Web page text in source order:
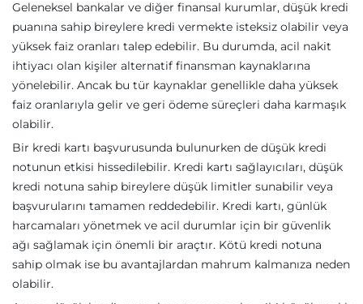
Geleneksel bankalar ve diğer finansal kurumlar, düşük kredi
puanına sahip bireylere kredi vermekte isteksiz olabilir veya
yüksek faiz oranları talep edebilir. Bu durumda, acil nakit
ihtiyacı olan kişiler alternatif finansman kaynaklarına
yönelebilir. Ancak bu tür kaynaklar genellikle daha yüksek
faiz oranlarıyla gelir ve geri ödeme süreçleri daha karmaşık
olabilir.
Bir kredi kartı başvurusunda bulunurken de düşük kredi
notunun etkisi hissedilebilir. Kredi kartı sağlayıcıları, düşük
kredi notuna sahip bireylere düşük limitler sunabilir veya
başvurularını tamamen reddedebilir. Kredi kartı, günlük
harcamaları yönetmek ve acil durumlar için bir güvenlik
ağı sağlamak için önemli bir araçtır. Kötü kredi notuna
sahip olmak ise bu avantajlardan mahrum kalmanıza neden
olabilir.